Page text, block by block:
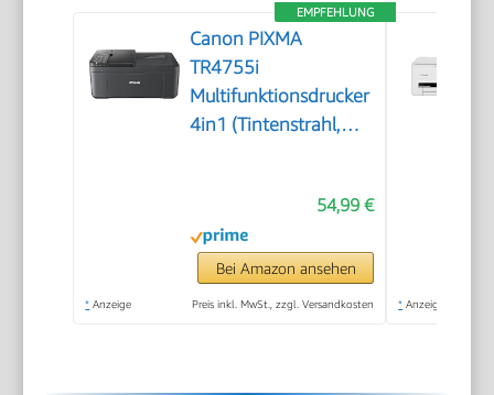
EMPFEHLUNG
Canon PIXMA
TR4755i
Multifunktionsdrucker
4in1 (Tintenstrahl,
WLAN, Apple AirPrint,
20 Blatt ADF,
Duplexdruck,
kompatibel mit Pixma
54,99 €
Bei Amazon ansehen
* Anzeige Preis inkl. MwSt., zzgl. Versandkosten * Anzeige